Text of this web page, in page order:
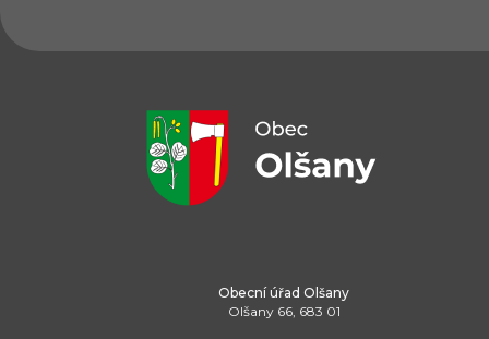
Obecní úřad Olšany
Olšany 66, 683 01